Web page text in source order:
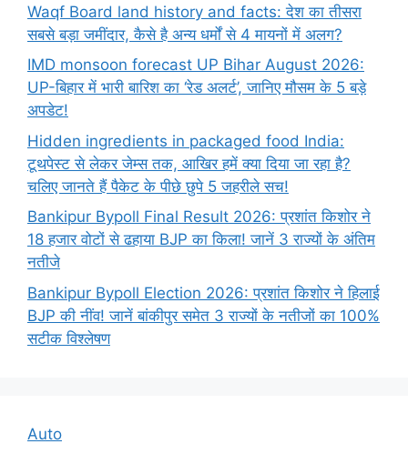
Waqf Board land history and facts: देश का तीसरा
सबसे बड़ा जमींदार, कैसे है अन्य धर्मों से 4 मायनों में अलग?
IMD monsoon forecast UP Bihar August 2026:
UP-बिहार में भारी बारिश का ‘रेड अलर्ट’, जानिए मौसम के 5 बड़े
अपडेट!
Hidden ingredients in packaged food India:
टूथपेस्ट से लेकर जेम्स तक, आखिर हमें क्या दिया जा रहा है?
चलिए जानते हैं पैकेट के पीछे छुपे 5 जहरीले सच!
Bankipur Bypoll Final Result 2026: प्रशांत किशोर ने
18 हजार वोटों से ढहाया BJP का किला! जानें 3 राज्यों के अंतिम
नतीजे
Bankipur Bypoll Election 2026: प्रशांत किशोर ने हिलाई
BJP की नींव! जानें बांकीपुर समेत 3 राज्यों के नतीजों का 100%
सटीक विश्लेषण
Auto